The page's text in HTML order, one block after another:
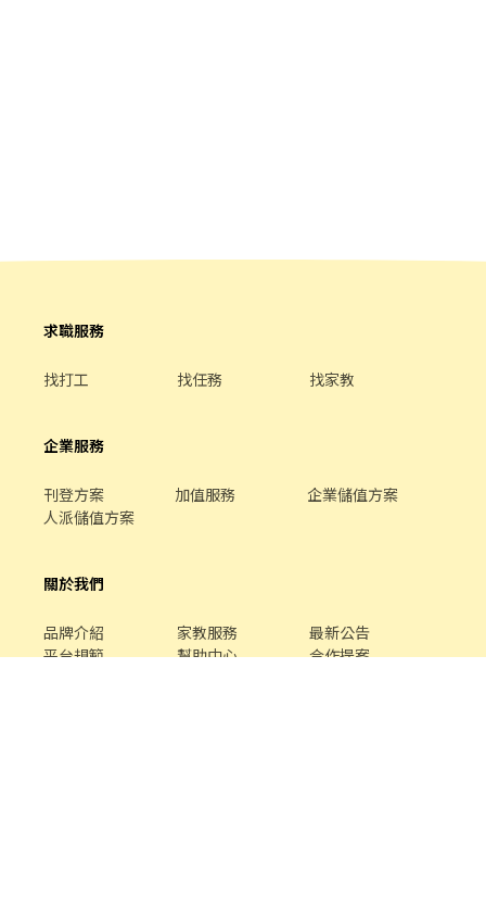
求職服務
找打工 找任務 找家教
企業服務
刊登方案 加值服務
企業儲值方案
人派儲值方案
關於我們
品牌介紹 家教服務
最新公告
平台規範
幫助中心 合作提案